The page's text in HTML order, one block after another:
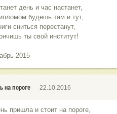
день и час настанет,
будешь там и тут,
сниться перестанут,
ты свой институт!
2015
на пороге 22.10.2016
пришла и стоит на пороге,